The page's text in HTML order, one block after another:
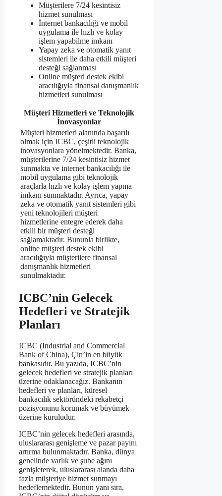
Müşterilere 7/24 kesintisiz
hizmet sunulması
İnternet bankacılığı ve mobil
uygulama ile hızlı ve kolay
işlem yapabilme imkanı
Yapay zeka ve otomatik yanıt
sistemleri ile daha etkili müşteri
desteği sağlanması
Online müşteri destek ekibi
aracılığıyla finansal danışmanlık
hizmetleri sunulması
Müşteri Hizmetleri ve Teknolojik
İnovasyonlar
Müşteri hizmetleri alanında başarılı
olmak için ICBC, çeşitli teknolojik
inovasyonlara yönelmektedir. Banka,
müşterilerine 7/24 kesintisiz hizmet
sunmakta ve internet bankacılığı ile
mobil uygulama gibi teknolojik
araçlarla hızlı ve kolay işlem yapma
imkanı sunmaktadır. Ayrıca, yapay
zeka ve otomatik yanıt sistemleri gibi
yeni teknolojileri müşteri
hizmetlerine entegre ederek daha
etkili bir müşteri desteği
sağlamaktadır. Bununla birlikte,
online müşteri destek ekibi
aracılığıyla müşterilere finansal
danışmanlık hizmetleri
sunulmaktadır.
ICBC’nin Gelecek
Hedefleri ve Stratejik
Planları
ICBC (Industrial and Commercial
Bank of China), Çin’in en büyük
bankasıdır. Bu yazıda, ICBC’nin
gelecek hedefleri ve stratejik planları
üzerine odaklanacağız. Bankanın
hedefleri ve planları, küresel
bankacılık sektöründeki rekabetçi
pozisyonunu korumak ve büyümek
üzerine kuruludur.
ICBC’nin gelecek hedefleri arasında,
uluslararası genişleme ve pazar payını
artırma bulunmaktadır. Banka, dünya
genelinde varlık ve şube ağını
genişleterek, uluslararası alanda daha
fazla müşteriye hizmet sunmayı
hedeflemektedir. Bunun yanı sıra,